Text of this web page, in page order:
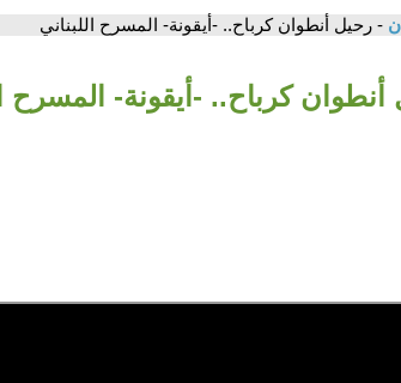
- رحيل أنطوان كرباح.. -أيقونة- المسرح اللبناني
كرباح.. -أيقونة- المسرح